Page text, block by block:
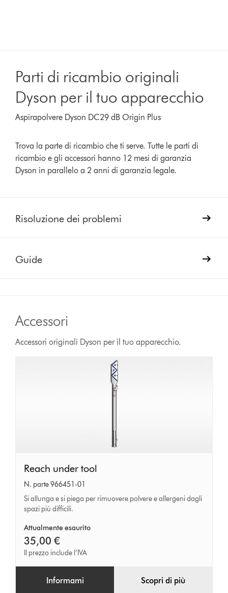
Parti di ricambio originali
Dyson per il tuo apparecchio
Aspirapolvere Dyson DC29 dB Origin Plus
Trova la parte di ricambio che ti serve. Tutte le parti di
ricambio e gli accessori hanno 12 mesi di garanzia
Dyson in parallelo a 2 anni di garanzia legale.
Risoluzione dei problemi
Guide
Accessori
Accessori originali Dyson per il tuo apparecchio.
Reach
under
tool
Reach under tool
N. parte 966451-01
Si allunga e si piega per rimuovere polvere e allergeni dagli
spazi più difficili.
Attualmente esaurito
35,00 €
Il prezzo include l’IVA
Informami Scopri di più